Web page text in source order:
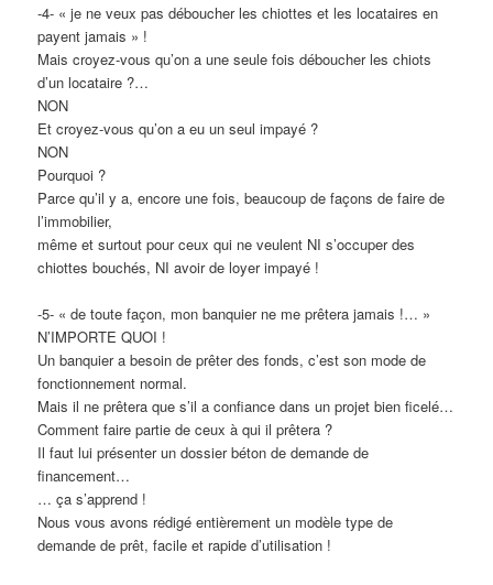
-4- « je ne veux pas déboucher les chiottes et les locataires en
payent jamais » !
Mais croyez-vous qu’on a une seule fois déboucher les chiots
d’un locataire ?…
NON
Et croyez-vous qu’on a eu un seul impayé ?
NON
Pourquoi ?
Parce qu’il y a, encore une fois, beaucoup de façons de faire de
l’immobilier,
même et surtout pour ceux qui ne veulent NI s’occuper des
chiottes bouchés, NI avoir de loyer impayé !
-5- « de toute façon, mon banquier ne me prêtera jamais !… »
N’IMPORTE QUOI !
Un banquier a besoin de prêter des fonds, c’est son mode de
fonctionnement normal.
Mais il ne prêtera que s’il a confiance dans un projet bien ficelé…
Comment faire partie de ceux à qui il prêtera ?
Il faut lui présenter un dossier béton de demande de
financement…
… ça s’apprend !
Nous vous avons rédigé entièrement un modèle type de
demande de prêt, facile et rapide d’utilisation !